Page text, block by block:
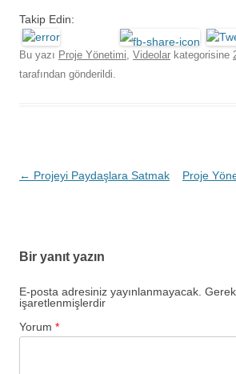
Takip Edin:
Bu yazı Proje Yönetimi Videolar kategorisine
tarafından gönderildi.
Yazı
← Projeyi Paydaşlara Satmak
Proje
Bir yanıt yazın
E-posta adresiniz yayınlanmayacak.
işaretlenmişlerdir
Yorum *